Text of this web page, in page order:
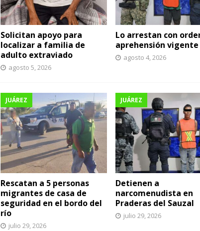
Solicitan apoyo para
localizar a familia de
adulto extraviado
agosto 5, 2026
Lo arrestan con
aprehensión vigente
agosto 4, 2026
JUÁREZ
Rescatan a 5 personas
migrantes de casa de
seguridad en el bordo del
río
julio 29, 2026
JUÁREZ
Detienen a
narcomenudista en
Praderas del Sauzal
julio 29, 2026